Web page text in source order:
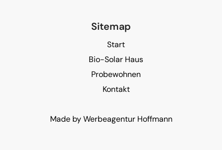
Sitemap
Start
Bio-Solar Haus
Probewohnen
Kontakt
Made byWerbeagentur Hoffmann